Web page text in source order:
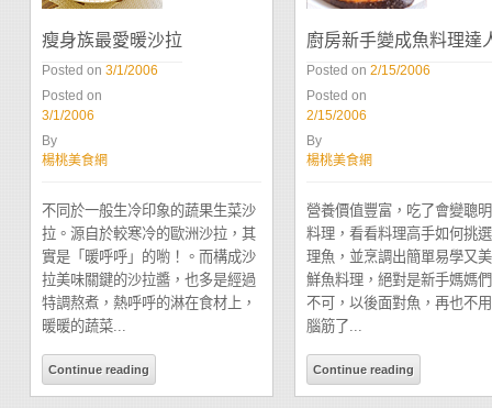
瘦身族最愛暖沙拉
Posted on3/1/2006
Posted on
3/1/2006
By
楊桃美食網
不同於一般生冷印象的蔬果生菜沙
拉。源自於較寒冷的歐洲沙拉，其
實是「暖呼呼」的喲！。而構成沙
拉美味關鍵的沙拉醬，也多是經過
特調熬煮，熱呼呼的淋在食材上，
暖暖的蔬菜...
Continue reading
廚房新手變成魚料理達
Posted on 2/15/2006
Posted on
2/15/2006
By
楊桃美食網
營養價值豐富，吃了會變聰
料理，看看料理高手如何挑
理魚，並烹調出簡單易學又
鮮魚料理，絕對是新手媽媽
不可，以後面對魚，再也不
腦筋了...
Continue reading